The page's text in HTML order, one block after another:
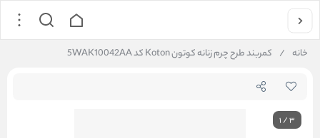
خانه / کمربند طرح چرم زنانه کوتون Koton کد 5WAK10042AA
1/3